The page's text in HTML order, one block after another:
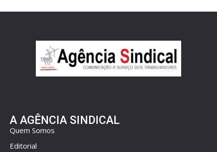
A AGÊNCIA SINDICAL
Quem Somos
Editorial